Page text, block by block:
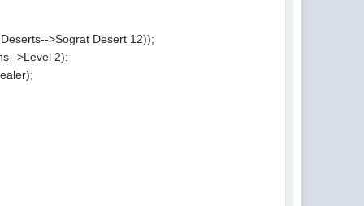
>Sograt Desert 12));
>Level 2);